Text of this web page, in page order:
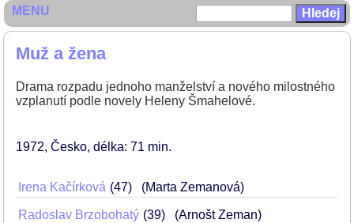
Muž a žena
Drama rozpadu jednoho manželství a nového milostného
vzplanutí podle novely Heleny Šmahelové.
1972 Česko délka: 71 min
Irena Kačírková 47 (Marta Zemanová)
Radoslav Brzobohatý 39 (Arnošt Zeman)
MENU